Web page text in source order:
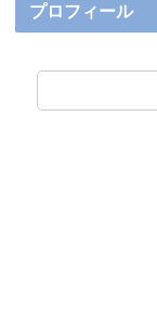
プロフィール